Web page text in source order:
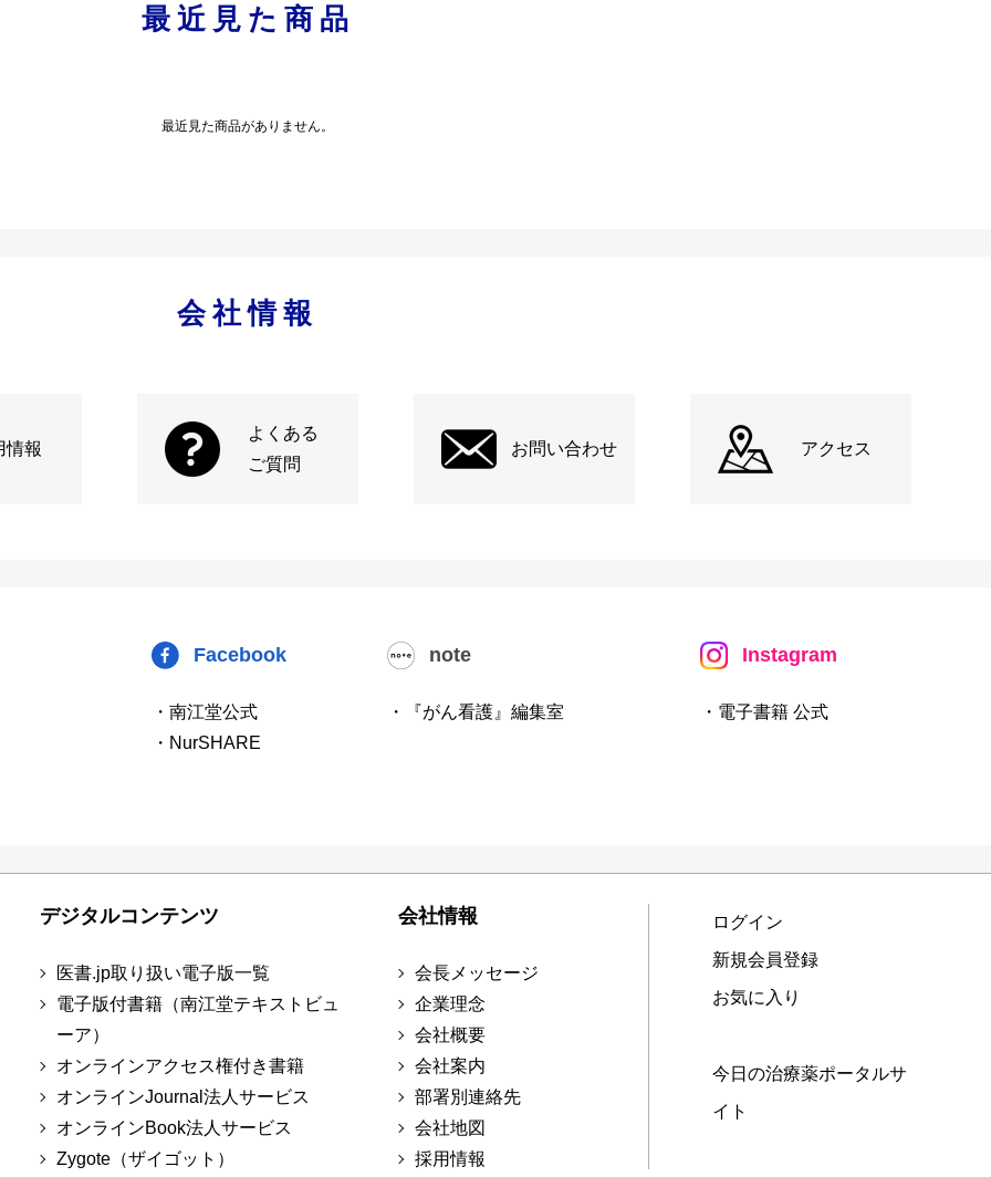
最近見た商品
最近見た商品がありません。
会社情報
情報
よくある
ご質問
お問い合わせ アクセス
Facebook
・南江堂公式
・NurSHARE
note
・『がん看護』編集室
Instagram
・電子書籍 公式
デジタルコンテンツ
医書.jp取り扱い電子版一覧
電子版付書籍（南江堂テキストビュ
ーア）
オンラインアクセス権付き書籍
オンラインJournal法人サービス
オンラインBook法人サービス
Zygote（ザイゴット）
会社情報
会長メッセージ
企業理念
会社概要
会社案内
部署別連絡先
会社地図
採用情報
ログイン
新規会員登録
お気に入り
今日の治療薬ポータルサ
イト